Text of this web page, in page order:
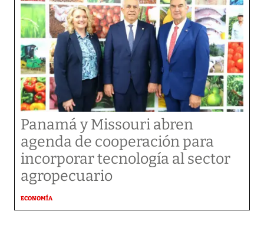
Panamá y Missouri abren
agenda de cooperación para
incorporar tecnología al sector
agropecuario
ECONOMÍA